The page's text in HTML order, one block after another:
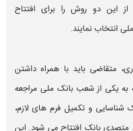
این دو روش را برای افتتاح
انتخاب نمایند.
متقاضی باید با همراه داشتن
به یکی از شعب بانک ملی مراجعه
شناسایی و تکمیل فرم‌ های لازم،
متصدی بانک افتتاح می‌ شود. این